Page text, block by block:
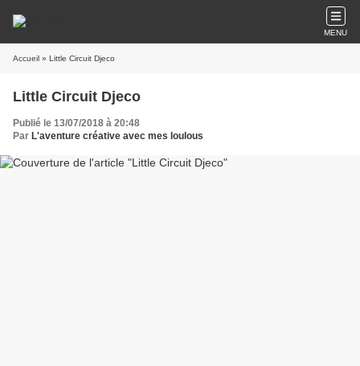
MENU
Accueil » Little Circuit Djeco
Little Circuit Djeco
Publié le 13/07/2018 à 20:48
Par L'aventure créative avec mes loulous